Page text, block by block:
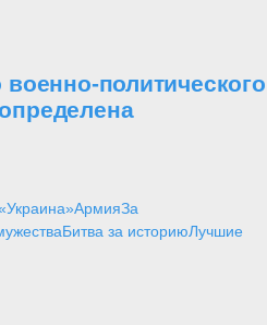
военно-политического
АрмияЗа
Битва за историюЛучшие